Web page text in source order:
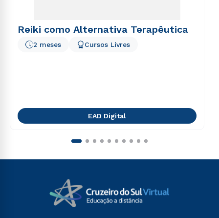
Reiki como Alternativa Terapêutica
2 meses Cursos Livres
EAD Digital